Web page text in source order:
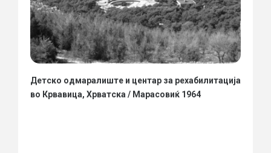
Детско одмаралиште и центар за рехабилитација
во Крвавица, Хрватска / Марасовиќ 1964